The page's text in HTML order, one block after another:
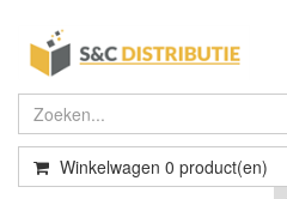
Winkelwagen 0 product(en)